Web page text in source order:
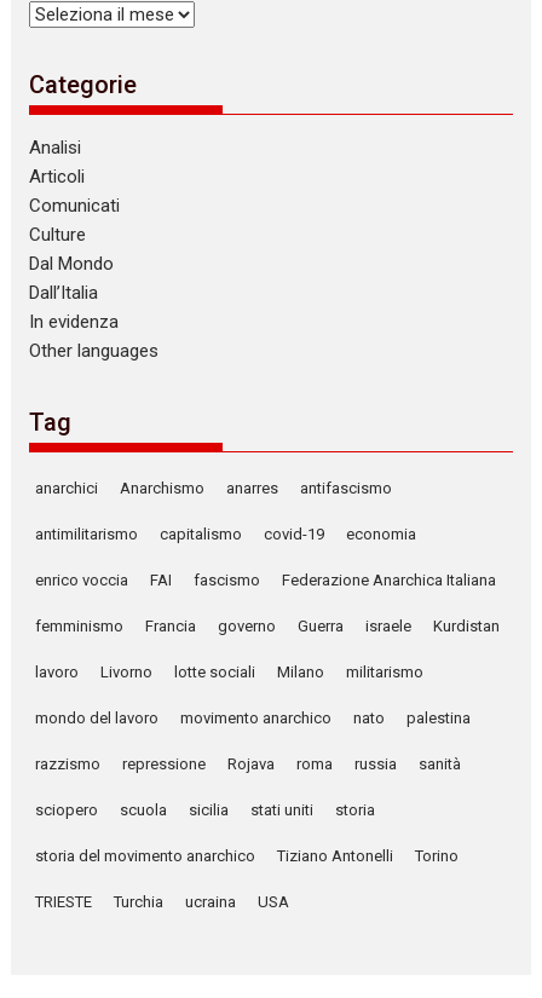
Archivi
Categorie
Analisi
Articoli
Comunicati
Culture
Dal Mondo
Dall’Italia
In evidenza
Other languages
Tag
anarchici Anarchismo anarres antifascismo
antimilitarismo capitalismo covid-19 economia
enrico voccia FAI fascismo Federazione Anarchica Italiana
femminismo Francia governo Guerra israele Kurdistan
lavoro Livorno lotte sociali Milano militarismo
mondo del lavoro movimento anarchico nato palestina
razzismo repressione Rojava roma russia sanità
sciopero scuola sicilia stati uniti storia
storia del movimento anarchico Tiziano Antonelli Torino
TRIESTE Turchia ucraina USA